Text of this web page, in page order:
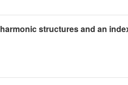
structures and an